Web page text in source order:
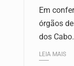
Em
órgãos
dos
LEIA MAIS